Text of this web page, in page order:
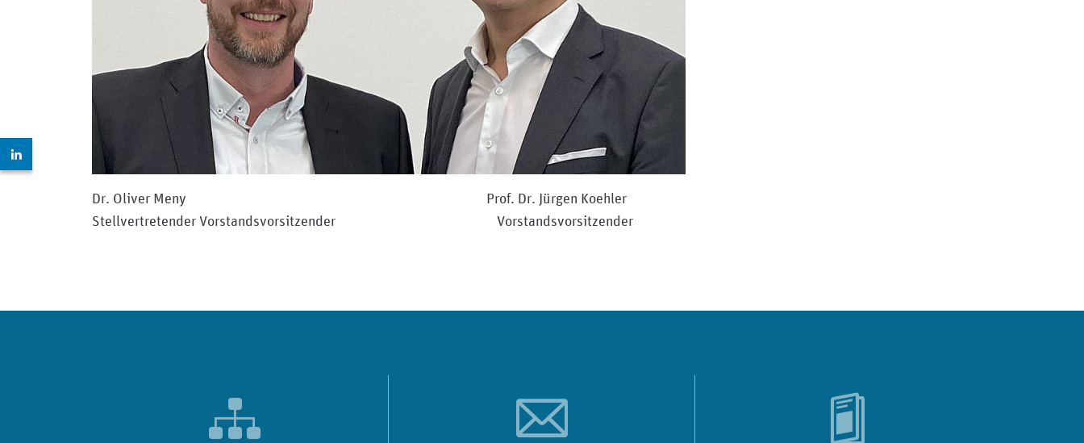
Zur LinkedIn Seite: https://www.linkedin.com/company/medizinischer-dienst-rheinland-pfalz/?viewAsMember=true
Dr. Oliver Meny Prof. Dr. Jürgen Koehler
Stellvertretender Vorstandsvorsitzender Vorstandsvorsitzender